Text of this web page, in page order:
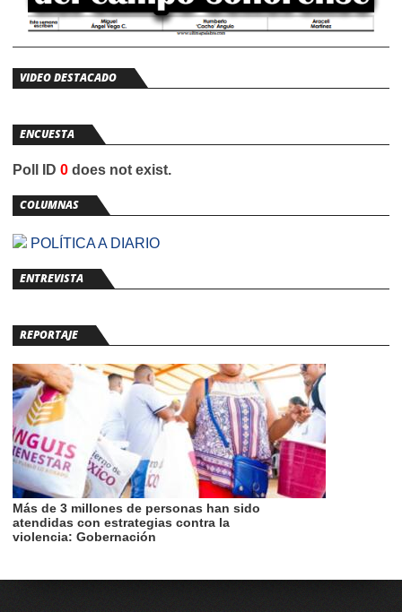
VIDEO DESTACADO
ENCUESTA
Poll ID 0 does not exist.
COLUMNAS
POLÍTICA A DIARIO
ENTREVISTA
REPORTAJE
Más de 3 millones de personas han sido
atendidas con estrategias contra la
violencia: Gobernación